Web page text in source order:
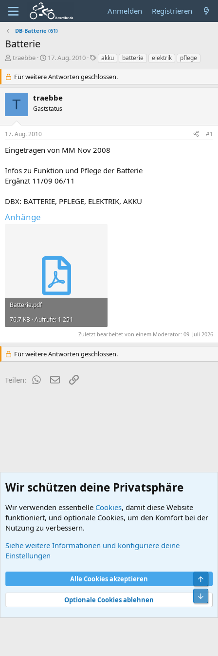
Anmelden Registrieren
DB-Batterie (61)
Batterie
E
s
t
e
l
e
r
traebbe
E
s
t
l
l
a
17. Aug. 2010
S
h
l
r
akku batterie elektrik pflege
Für weitere Antworten geschlossen.
T traebbe
Gaststatus
17. Aug. 2010 #1
Eingetragen von MM Nov 2008
Infos zu Funktion und Pflege der Batterie
Ergänzt 11/09 06/11
DBX: BATTERIE, PFLEGE, ELEKTRIK, AKKU
Anhänge
Batterie.pdf
76,7 KB · Aufrufe: 1.251
Zuletzt bearbeitet von einem Moderator: 09. Juli 2026
Für weitere Antworten geschlossen.
Teilen: WhatsApp
E-MailLink
DB-Batterie (61)
Nutzungsbedingungen
Datenschutz
Hilfe und Impressum
Start
R
S
Community platform by XenForo® © 2010-2026 XenForo Ltd.
Wir schützen deine Privatsphäre
Wir verwenden essentielle Cookies, damit diese Website
funktioniert, und optionale Cookies, um den Komfort bei der
Nutzung zu verbessern.
Siehe weitere Informationen und konfiguriere deine
Einstellungen
Alle Cookies akzeptieren
Optionale Cookies ablehnen